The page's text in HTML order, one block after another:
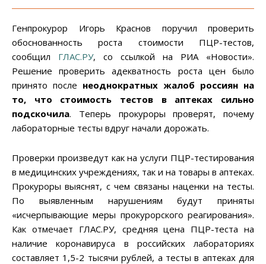
Генпрокурор Игорь Краснов поручил проверить
обоснованность роста стоимости ПЦР-тестов,
сообщил ГЛАС.РУ, со ссылкой на РИА «Новости».
Решение проверить адекватность роста цен было
принято после неоднократных жалоб россиян на
то, что стоимость тестов в аптеках сильно
подскочила. Теперь прокуроры проверят, почему
лабораторные тесты вдруг начали дорожать.
Проверки произведут как на услуги ПЦР-тестирования
в медицинских учреждениях, так и на товары в аптеках.
Прокуроры выяснят, с чем связаны наценки на тесты.
По выявленным нарушениям будут приняты
«исчерпывающие меры прокурорского реагирования».
Как отмечает ГЛАС.РУ, средняя цена ПЦР-теста на
наличие коронавируса в российских лабораториях
составляет 1,5-2 тысячи рублей, а тесты в аптеках для